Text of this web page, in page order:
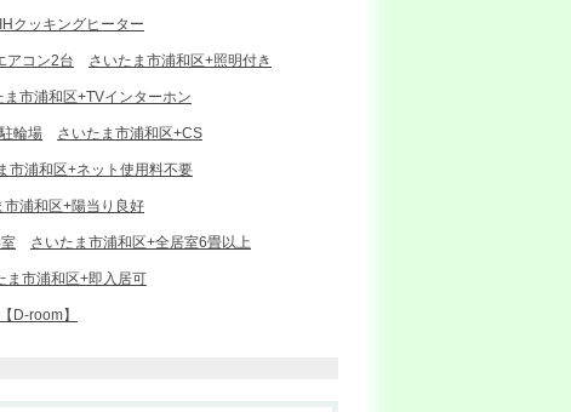
クッキングヒーター
アコン2台 さいたま市浦和区+照明付き
ま市浦和区+TVインターホン
輪場 さいたま市浦和区+CS
市浦和区+ネット使用料不要
市浦和区+陽当り良好
さいたま市浦和区+全居室6畳以上
ま市浦和区+即入居可
D-room】